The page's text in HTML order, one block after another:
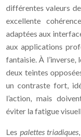
différentes valeurs
excellente
adaptées aux
aux applications
fantaisie. À l’inverse,
deux teintes
un contraste fort,
l’action, mais
éviter la fatigue
Les palettes triadiques